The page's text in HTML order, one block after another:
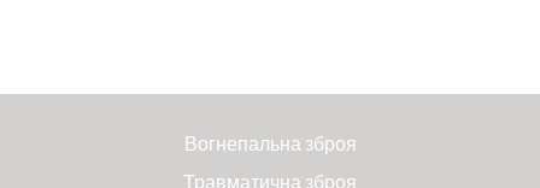
Вогнепальна зброя
Травматична зброя